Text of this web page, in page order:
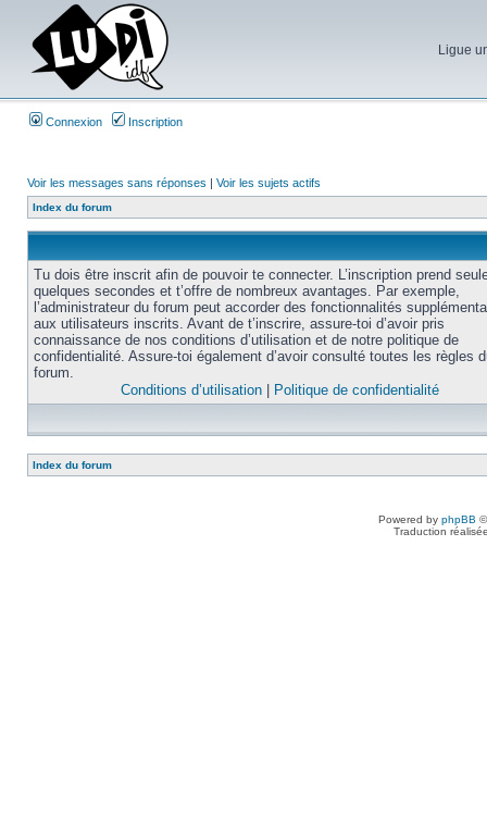
Ligue
Connexion Inscription
Voir les messages sans réponses | Voir les sujets actifs
Index du forum
Tu dois être inscrit afin de pouvoir te connecter. L’inscription prend
quelques secondes et t’offre de nombreux avantages. Par exemple,
l’administrateur du forum peut accorder des fonctionnalités
aux utilisateurs inscrits. Avant de t’inscrire, assure-toi d’avoir pris
connaissance de nos conditions d’utilisation et de notre politique de
confidentialité. Assure-toi également d’avoir consulté toutes les règles
forum.
Conditions d’utilisation
Politique de confidentialité
Index du forum
Powered by phpBB
Traduction